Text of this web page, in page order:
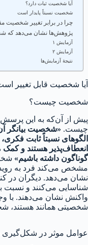
آیا شخصیت ثبات دارد؟
شخصیت نسبتاً پایدار است
چرا در برابر تغییر شخصیت
پژوهش‌ها نشان می‌دهد که
آزمایش ۱
آزمایش ۲
نتیجهٔ آزمایش‌ها
آیا شخصیت قابل تغییر
شخصیت چیست؟
پیش از آن‌که به این پرسش
چیست. «شخصیت بیانگر
الگوهای نسبتاً ثابت
انعطاف‌پذیر هستند و کمک
گوناگون داشته باشیم»
مشخص می‌کند فرد به
نشان می‌دهد. دیگران در
شناسایی می‌کنند و نسبت
واکنش نشان می‌دهند. با
شخصیتی همانند هستند،
عوامل موثر در